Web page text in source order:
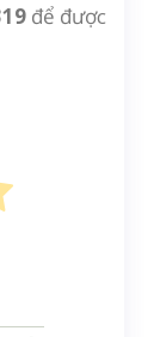
để được